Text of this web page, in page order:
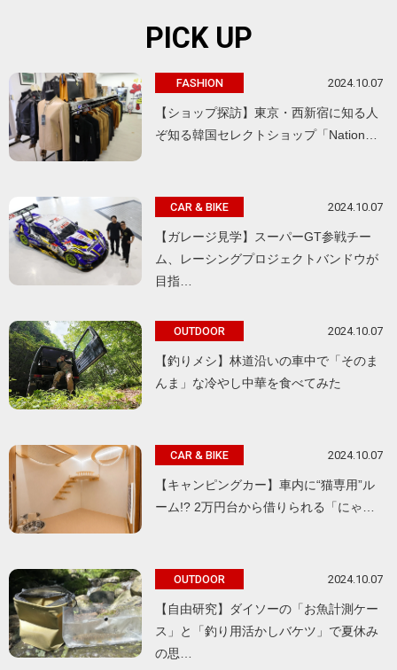
PICK UP
FASHION 2024.10.07
【ショップ探訪】東京・西新宿に知る人
ぞ知る韓国セレクトショップ「Nation…
CAR & BIKE 2024.10.07
【ガレージ見学】スーパーGT参戦チー
ム、レーシングプロジェクトバンドウが
目指…
OUTDOOR 2024.10.07
【釣りメシ】林道沿いの車中で「そのま
んま」な冷やし中華を食べてみた
CAR & BIKE 2024.10.07
【キャンピングカー】車内に“猫専用”ル
ーム!? 2万円台から借りられる「にゃ…
OUTDOOR 2024.10.07
【自由研究】ダイソーの「お魚計測ケー
ス」と「釣り用活かしバケツ」で夏休み
の思…